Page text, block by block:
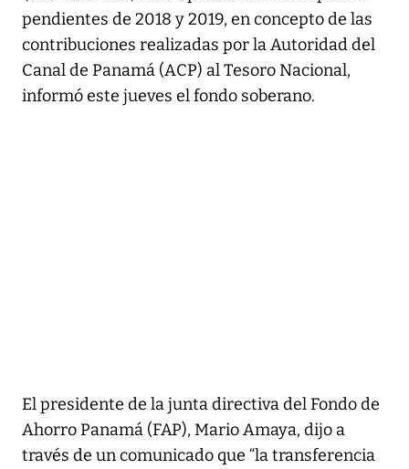
pendientes de 2018 y 2019, en concepto de las
contribuciones realizadas por la Autoridad del
Canal de Panamá (ACP) al Tesoro Nacional,
informó este jueves el fondo soberano.
El presidente de la junta directiva del Fondo de
Ahorro Panamá (FAP), Mario Amaya, dijo a
través de un comunicado que “la transferencia